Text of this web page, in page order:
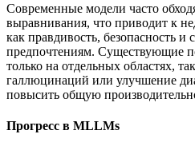
Современные модели часто
выравнивания, что приводит к
как правдивость, безопасность и
предпочтениям. Существующие
только на отдельных областях,
галлюцинаций или улучшение
повысить общую
Прогресс в MLLMs